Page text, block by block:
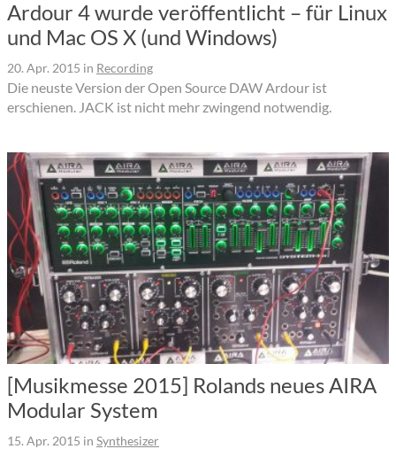
Ardour 4 wurde veröffentlicht – für Linux
und Mac OS X (und Windows)
20. Apr. 2015 in Recording
Die neuste Version der Open Source DAW Ardour ist
erschienen. JACK ist nicht mehr zwingend notwendig.
[Musikmesse 2015] Rolands neues AIRA
Modular System
15. Apr. 2015 in Synthesizer